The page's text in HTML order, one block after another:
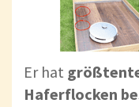
Er hat
Haferflocken